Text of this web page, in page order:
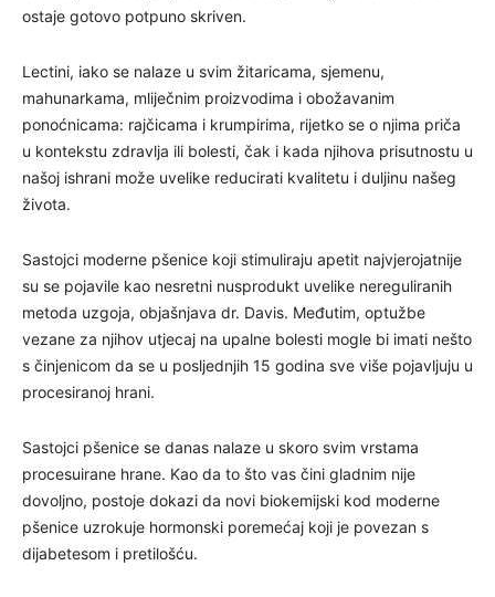
ostaje gotovo potpuno skriven.
Lectini, iako se nalaze u svim žitaricama, sjemenu,
mahunarkama, mliječnim proizvodima i obožavanim
ponoćnicama: rajčicama i krumpirima, rijetko se o njima priča
u kontekstu zdravlja ili bolesti, čak i kada njihova prisutnostu u
našoj ishrani može uvelike reducirati kvalitetu i duljinu našeg
života.
Sastojci moderne pšenice koji stimuliraju apetit najvjerojatnije
su se pojavile kao nesretni nusprodukt uvelike nereguliranih
metoda uzgoja, objašnjava dr. Davis. Međutim, optužbe
vezane za njihov utjecaj na upalne bolesti mogle bi imati nešto
s činjenicom da se u posljednjih 15 godina sve više pojavljuju u
procesiranoj hrani.
Sastojci pšenice se danas nalaze u skoro svim vrstama
procesuirane hrane. Kao da to što vas čini gladnim nije
dovoljno, postoje dokazi da novi biokemijski kod moderne
pšenice uzrokuje hormonski poremećaj koji je povezan s
dijabetesom i pretilošću.